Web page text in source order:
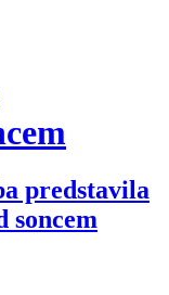
predstavila
soncem